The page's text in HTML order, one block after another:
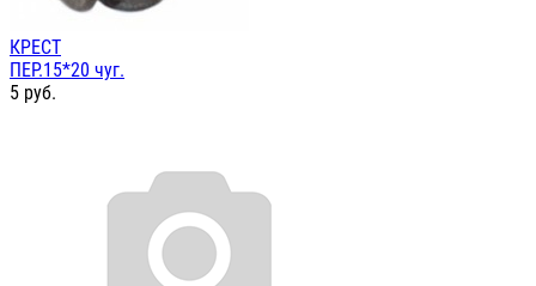
КРЕСТ
ПЕР.15*20 чуг.
5 руб.